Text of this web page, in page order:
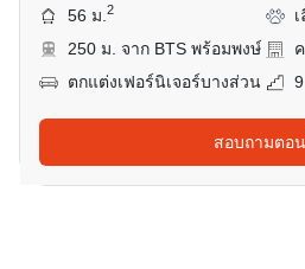
56 ม.2
250 ม. จาก BTS พร้อมพงษ์
ตกแต่งเฟอร์นิเจอร์บางส่วน
9
สอบถามตอ